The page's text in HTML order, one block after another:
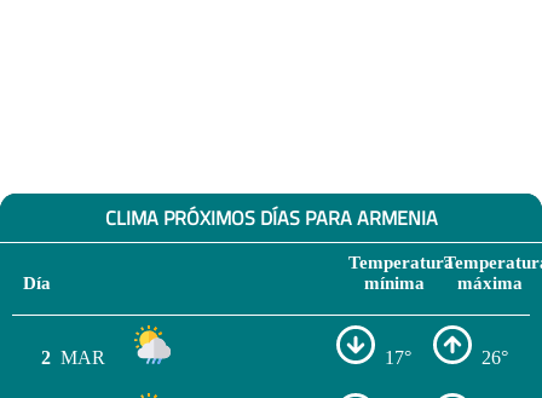
CLIMA PRÓXIMOS DÍAS PARA ARMENIA
Día
Temperatura
mínima
máxima
2 MAR 17° 26°